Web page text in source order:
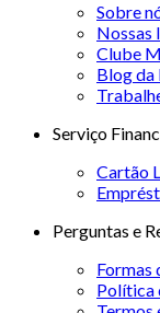
Sobre
Nossas
Clube
Blog da
Serviço
Cartão
Perguntas e
Formas
Política